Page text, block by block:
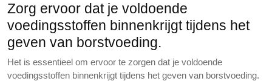
Zorg ervoor dat je voldoende
voedingsstoffen binnenkrijgt tijdens het
geven van borstvoeding.
Het is essentieel om ervoor te zorgen dat je voldoende
voedingsstoffen binnenkrijgt tijdens het geven van borstvoeding.